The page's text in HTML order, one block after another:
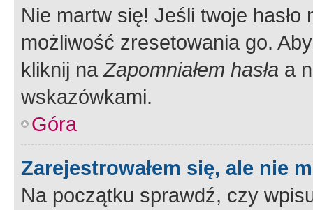
Nie martw się! Jeśli twoje
możliwość zresetowania go.
kliknij naZapomniałem hasła a
wskazówkami.
Góra
Zarejestrowałem się, ale nie
Na początku sprawdź, czy